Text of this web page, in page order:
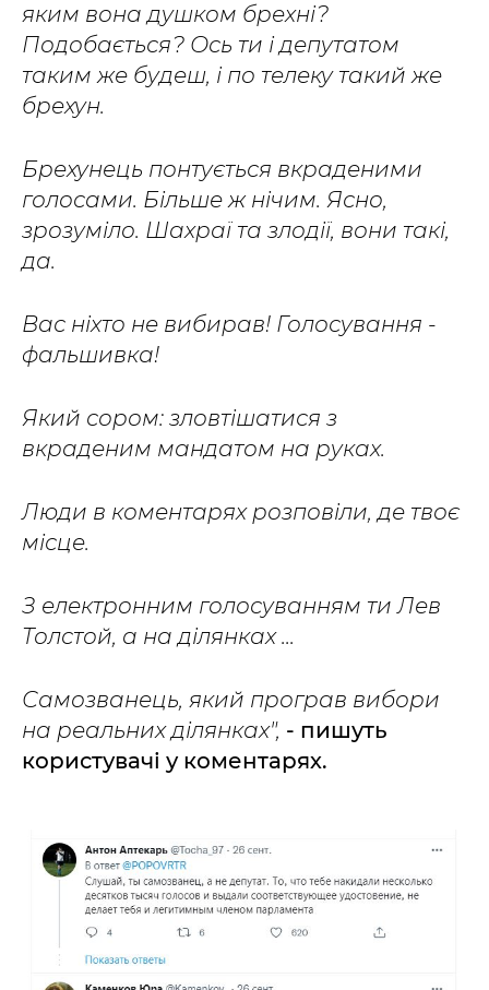
яким вона душком брехні?
Подобається? Ось ти і депутатом
таким же будеш, і по телеку такий же
брехун.
Брехунець понтується вкраденими
голосами. Більше ж нічим. Ясно,
зрозуміло. Шахраї та злодії, вони такі,
да.
Вас ніхто не вибирав! Голосування -
фальшивка!
Який сором: зловтішатися з
вкраденим мандатом на руках.
Люди в коментарях розповіли, де твоє
місце.
З електронним голосуванням ти Лев
Толстой, а на ділянках ...
Самозванець, який програв вибори
на реальних ділянках", - пишуть
користувачі у коментарях.